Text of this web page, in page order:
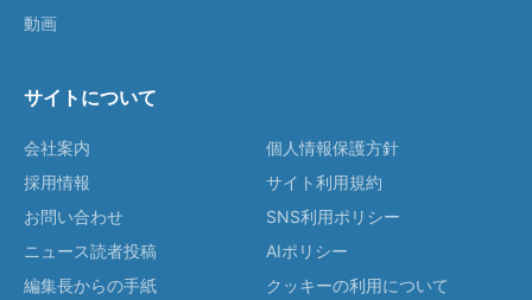
動画
サイトについて
会社案内
採用情報
お問い合わせ
ニュース読者投稿
編集長からの手紙
個人情報保護方針
サイト利用規約
SNS利用ポリシー
AIポリシー
クッキーの利用について